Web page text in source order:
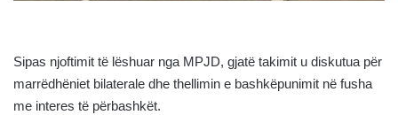
Sipas njoftimit të lëshuar nga MPJD, gjatë takimit u diskutua për
marrëdhëniet bilaterale dhe thellimin e bashkëpunimit në fusha
me interes të përbashkët.